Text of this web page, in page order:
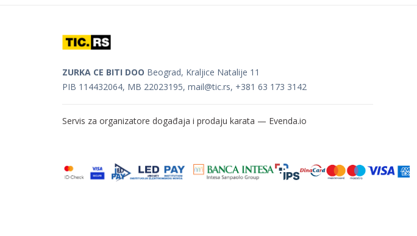
ZURKA CE BITI DOO Beograd, Kraljice Natalije 11
PIB 114432064, MB 22023195, mail@tic.rs, +381 63 173 3142
Servis za organizatore događaja i prodaju karata — Evenda.io